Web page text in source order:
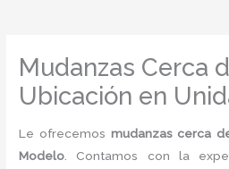
Mudanzas Cerca
Ubicación en
Le ofrecemos mudanzas cerca
Modelo . Contamos con la